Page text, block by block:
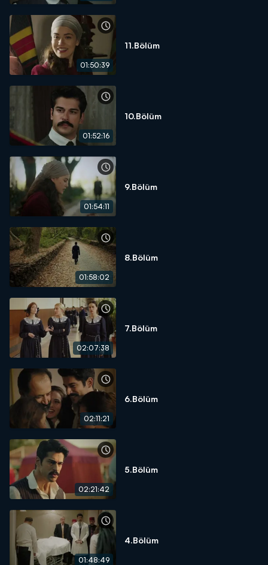
01:50:39
11.Bölüm
01:52:16
10.Bölüm
01:54:11
9.Bölüm
01:58:02
8.Bölüm
02:07:38
7.Bölüm
02:11:21
6.Bölüm
02:21:42
5.Bölüm
01:48:49
4.Bölüm